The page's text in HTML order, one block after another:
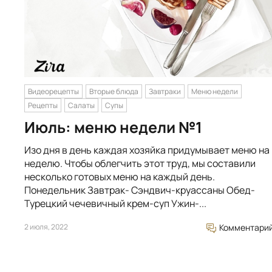
Видеорецепты Вторые блюда Завтраки
Меню недели
Рецепты
Салаты Супы
Июль: меню недели №1
Изо дня в день каждая хозяйка придумывает меню на
неделю. Чтобы облегчить этот труд, мы составили
несколько готовых меню на каждый день.
Понедельник Завтрак- Сэндвич-круассаны Обед-
Турецкий чечевичный крем-суп Ужин-...
2 июля, 2022